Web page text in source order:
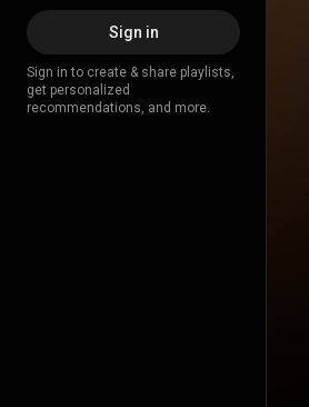
Sign in
Sign in to create & share playlists,
get personalized
recommendations, and more.